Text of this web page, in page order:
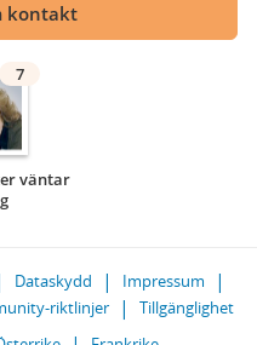
kontakt
7
väntar
Dataskydd
Impressum
riktlinjer
Tillgänglighet